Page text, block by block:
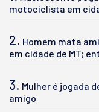
motociclista em
2. Homem mata
em cidade de MT;
3. Mulher é jogada
amigo